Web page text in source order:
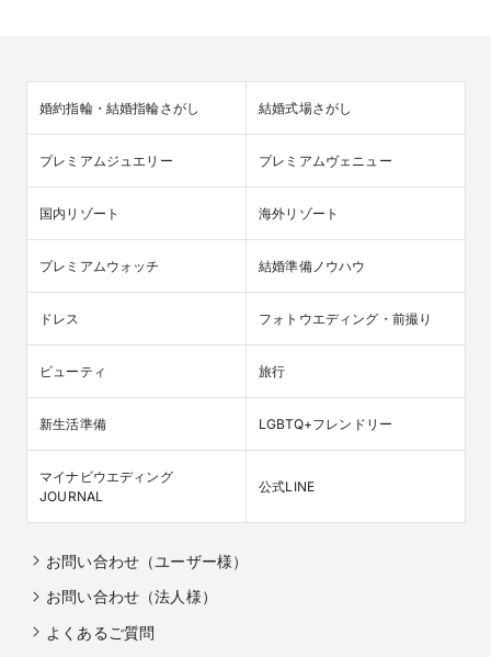
婚約指輪・結婚指輪さがし 結婚式場さがし
プレミアムジュエリー プレミアムヴェニュー
国内リゾート 海外リゾート
プレミアムウォッチ 結婚準備ノウハウ
ドレス フォトウエディング・前撮り
ビューティ 旅行
新生活準備 LGBTQ+フレンドリー
マイナビウエディング
JOURNAL
公式LINE
お問い合わせ（ユーザー様）
お問い合わせ（法人様）
よくあるご質問